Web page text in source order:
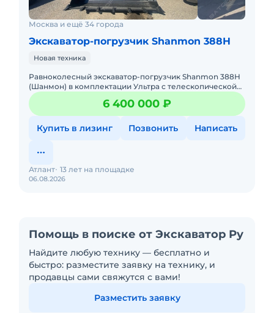
Москва и ещё 34 города
Экскаватор-погрузчик Shanmon 388H
Новая техника
Равноколесный экскаватор-погрузчик Shanmon 388Н
(Шанмон) в комплектации Ультра с телескопической
стрелой, мокрыми мостами CARRARO, поршневым
насосом Hangli и ре6 400 000 ₽
Купить в лизинг Позвонить Написать
06.08.2026
Атлант 13 лет на площадке
Помощь в поиске от Экскаватор Ру
Найдите любую технику — бесплатно и
быстро: разместите заявку на технику, и
продавцы сами свяжутся с вами!
Разместить заявку